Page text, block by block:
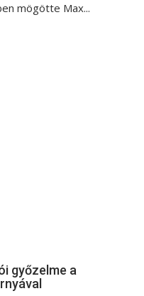
mögötte Max...
győzelme a